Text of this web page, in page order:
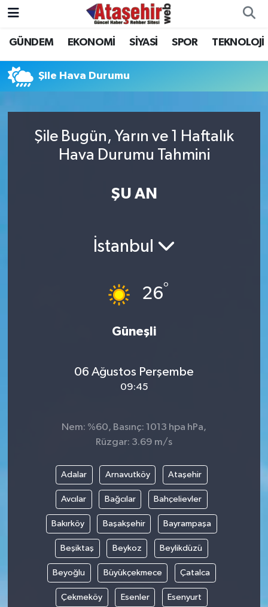
GÜNDEM EKONOMİ SİYASİ SPOR TEKNOLOJİ
Şile Hava Durumu
Şile Bugün, Yarın ve 1 Haftalık
Hava Durumu Tahmini
ŞU AN
İstanbul
26°
Güneşli
06 Ağustos Perşembe
09:45
Nem: %60, Basınç: 1013 hpa hPa,
Rüzgar: 3.69 m/s
Adalar Arnavutköy Ataşehir
Avcılar Bağcılar Bahçelievler
Bakırköy Başakşehir Bayrampaşa
Beşiktaş Beykoz Beylikdüzü
Beyoğlu Büyükçekmece Çatalca
Çekmeköy Esenler Esenyurt
Hava Durumu
Trafik Durumu
Tüm Manşetler